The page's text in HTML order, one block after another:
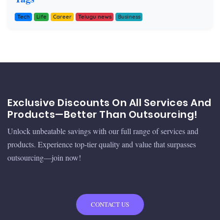
Tech Life Career Telugu news Business
Exclusive Discounts On All Services And
Products—Better Than Outsourcing!
Unlock unbeatable savings with our full range of services and
products. Experience top-tier quality and value that surpasses
outsourcing—join now!
CONTACT US